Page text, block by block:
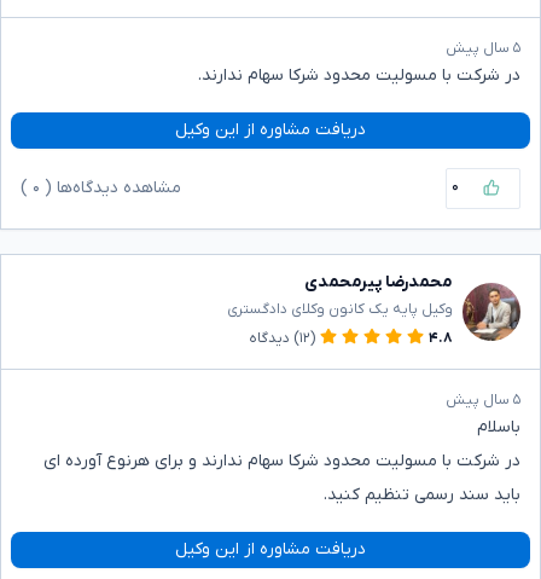
۵ سال پیش
در شرکت با مسولیت محدود شرکا سهام ندارند.
دریافت مشاوره از این وکیل
۰ مشاهده دیدگاه‌ها ( ۰
محمدرضا پیرمحمدی
وکیل پایه یک کانون وکلای دادگستری
۴.۸
(۱۲) دیدگاه
۵ سال پیش
باسلام
در شرکت با مسولیت محدود شرکا سهام ندارند و برای هرنوع آورده ای
باید سند رسمی تنظیم کنید.
دریافت مشاوره از این وکیل